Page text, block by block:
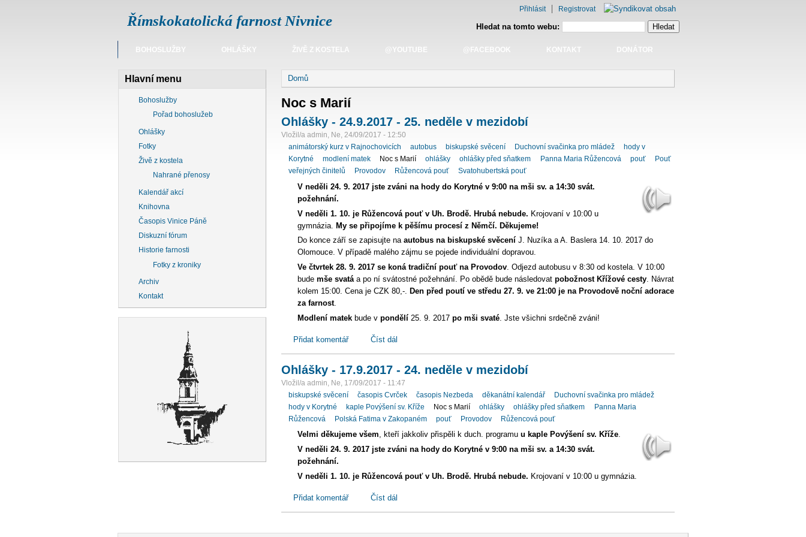
Římskokatolická farnost Nivnice Hledat na tomto webu:
Přihlásit Registrovat
BOHOSLUŽBY OHLÁŠKY ŽIVĚ Z KOSTELA @YOUTUBE @FACEBOOK KONTAKT DONÁTOR
Hlavní menu
Bohoslužby
Pořad bohoslužeb
Ohlášky
Fotky
Živě z kostela
Nahrané přenosy
Kalendář akcí
Knihovna
Časopis Vinice Páně
Diskuzní fórum
Historie farnosti
Fotky z kroniky
Archiv
Kontakt
Domů
Noc s Marií
Ohlášky - 24.9.2017 - 25. neděle v mezidobí
Vložil/a admin, Ne, 24/09/2017 - 12:50
animátorský kurz v Rajnochovicích
autobus biskupské svěcení Duchovní svačinka pro mládež
hody v
Korytné
modlení matek Noc s Marií ohlášky ohlášky před sňatkem Panna Maria Růžencová pouť
Pouť
veřejných činitelů
Provodov Růžencová pouť Svatohubertská pouť
V neděli 24. 9. 2017 jste zváni na hody do Korytné v 9:00 na mši sv. a 14:30 svát.
požehnání.
V neděli 1. 10. je Růžencová pouť v Uh. Brodě. Hrubá nebude. Krojovaní v 10:00 u
gymnázia. My se připojíme k pěšímu procesí z Němčí. Děkujeme!
Do konce září se zapisujte na autobus na biskupské svěcení J. Nuzíka a A. Baslera 14. 10. 2017 do
Olomouce. V případě malého zájmu se pojede individuální dopravou.
Ve čtvrtek 28. 9. 2017 se koná tradiční pouť na Provodov. Odjezd autobusu v 8:30 od kostela. V 10:00
bude mše svatá a po ní svátostné požehnání. Po obědě bude následovat pobožnost Křížové cesty. Návrat
kolem 15:00. Cena je CZK 80,-. Den před poutí ve středu 27. 9. ve 21:00 je na Provodově noční adorace
za farnost.
Modlení matek bude v pondělí 25. 9. 2017 po mši svaté. Jste všichni srdečně zváni!
Přidat komentář Číst dál
Ohlášky - 17.9.2017 - 24. neděle v mezidobí
Vložil/a admin, Ne, 17/09/2017 - 11:47
biskupské svěcení
časopis Cvrček časopis Nezbeda děkanátní kalendář
Duchovní svačinka pro mládež
hody v Korytné
kaple Povýšení sv. Kříže Noc s Marií ohlášky ohlášky před sňatkem
Panna Maria
Růžencová
Polská Fatima v Zakopaném pouť Provodov Růžencová pouť
Velmi děkujeme všem, kteří jakkoliv přispěli k duch. programu u kaple Povýšení sv. Kříže.
V neděli 24. 9. 2017 jste zváni na hody do Korytné v 9:00 na mši sv. a 14:30 svát.
požehnání.
V neděli 1. 10. je Růžencová pouť v Uh. Brodě. Hrubá nebude. Krojovaní v 10:00 u gymnázia.
Přidat komentář Číst dál